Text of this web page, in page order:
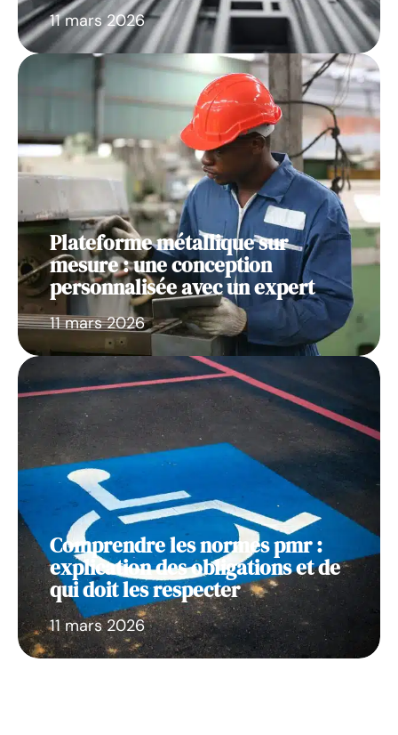
11 mars 2026
Plateforme métallique sur
mesure : une conception
personnalisée avec un expert
11 mars 2026
Comprendre les normes pmr :
explication des obligations et de
qui doit les respecter
11 mars 2026